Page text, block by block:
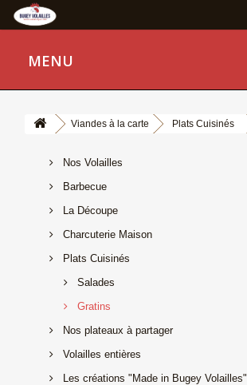
MENU
Viandes à la carte Plats Cuisinés
Nos Volailles
Barbecue
La Découpe
Charcuterie Maison
Plats Cuisinés
Salades
Gratins
Nos plateaux à partager
Volailles entières
Les créations "Made in Bugey Volailles"